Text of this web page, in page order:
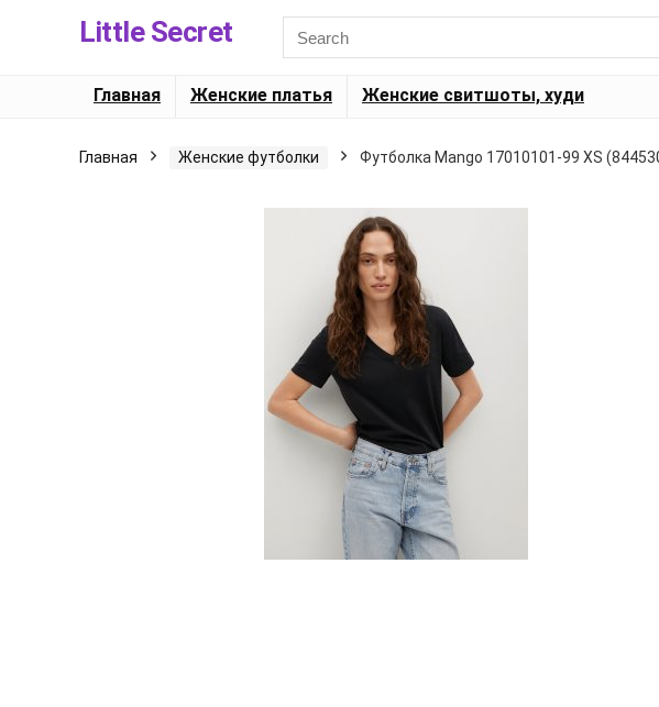
Little Secret
Главная Женские платья Женские свитшоты, худи
Главная Женские футболки Футболка Mango 17010101-99 XS